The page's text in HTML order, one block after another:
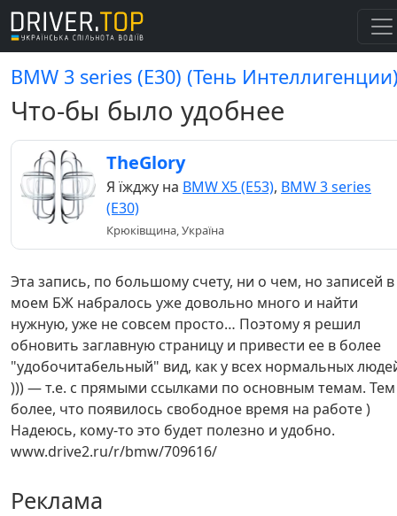
BMW 3 series (E30) (Тень
Что-бы было удобнее
TheGlory
Я їжджу на BMW X5 (E53), BMW 3 series
(E30)
Крюківщина, Україна
Эта запись, по большому счету, ни о чем, но записей в
моем БЖ набралось уже довольно много и найти
нужную, уже не совсем просто… Поэтому я решил
обновить заглавную страницу и привести ее в более
"удобочитабельный" вид, как у всех нормальных
))) — т.е. с прямыми ссылками по основным темам. Тем
более, что появилось свободное время на работе )
Надеюсь, кому-то это будет полезно и удобно.
www.drive2.ru/r/bmw/709616/
Реклама